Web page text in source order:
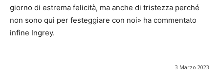
giorno di estrema felicità, ma anche di tristezza perché
non sono qui per festeggiare con noi» ha commentato
infine Ingrey.
3 Marzo 2023